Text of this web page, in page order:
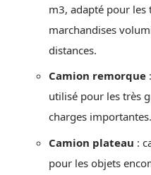
m3, adapté pour les
marchandises
distances.
Camion remorque
utilisé pour les très
charges importantes.
Camion plateau :
pour les objets